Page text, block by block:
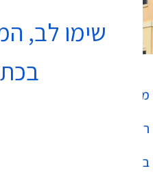
שימו לב,
מחלקת כשרות
רשימת עסקים כשרים
בהידור הכשרות